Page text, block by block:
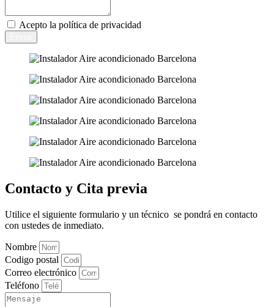
Acepto la política de privacidad
Contacto y Cita previa
Utilice el siguiente formulario y un técnico se pondrá en contacto
con ustedes de inmediato.
Nombre
Codigo postal
Correo electrónico
Teléfono